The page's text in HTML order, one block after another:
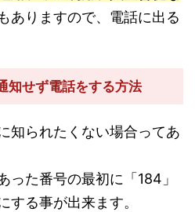
ありますので、電話に出る
知せず電話をする方法
知られたくない場合ってあ
った番号の最初に「184」
する事が出来ます。